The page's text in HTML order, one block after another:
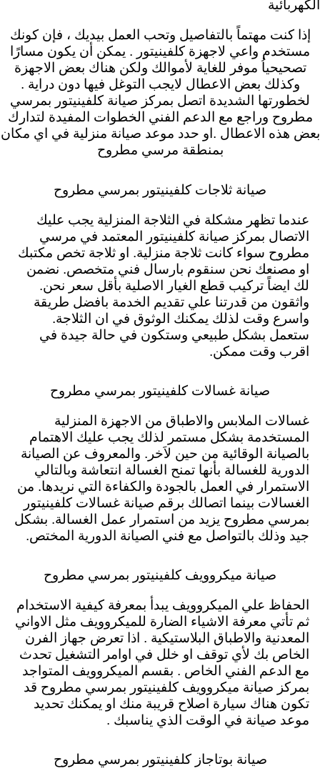
الكهربائية
إذا كنت مهتماً بالتفاصيل وتحب العمل بيديك ، فإن كونك
مستخدم واعي لاجهزة كلفينيتور . يمكن أن يكون مسارًا
تصحيحياُ موفر للغاية لأموالك ولكن هناك بعض الاجهزة
وكذلك بعض الاعطال لايجب التوغل فيها دون دراية .
لخطورتها الشديدة اتصل بمركز صيانة كلفينيتور بمرسي
مطروح وراجع مع الدعم الفني الخطوات المفيدة لتدارك
بعض هذه الاعطال .او حدد موعد صيانة منزلية في اي مكان
بمنطقة مرسي مطروح
صيانة ثلاجات كلفينيتور بمرسي مطروح
عندما تظهر مشكلة في الثلاجة المنزلية يجب عليك
الاتصال بمركز صيانة كلفينيتور المعتمد في مرسي
مطروح سواء كانت ثلاجة منزلية. او ثلاجة تخص مكتبك
او مصنعك نحن سنقوم بارسال فني متخصص. نضمن
لك ايضاً تركيب قطع الغيار الاصلية بأقل سعر نحن.
واثقون من قدرتنا علي تقديم الخدمة بافضل طريقة
واسرع وقت لذلك يمكنك الوثوق في ان الثلاجة.
ستعمل بشكل طبيعي وستكون في حالة جيدة في
اقرب وقت ممكن.
صيانة غسالات كلفينيتور بمرسي مطروح
غسالات الملابس والاطباق من الاجهزة المنزلية
المستخدمة بشكل مستمر لذلك يجب عليك الاهتمام
بالصيانة الوقائية من حين لاَخر. والمعروف عن الصيانة
الدورية للغسالة بأنها تمنح الغسالة انتعاشة وبالتالي
الاستمرار في العمل بالجودة والكفاءة التي نريدها. من
الغسالات بينما اتصالك برقم صيانة غسالات كلفينيتور
بمرسي مطروح يزيد من استمرار عمل الغسالة. بشكل
جيد وذلك بالتواصل مع فني الصيانة الدورية المختص.
صيانة ميكروويف كلفينيتور بمرسي مطروح
الحفاظ علي الميكروويف يبدأ بمعرفة كيفية الاستخدام
ثم تأتي معرفة الاشياء الضارة للميكروويف مثل الاواني
المعدنية والاطباق البلاستيكية . اذا تعرض جهاز الفرن
الخاص بك لأي توقف او خلل في اوامر التشغيل تحدث
مع الدعم الفني الخاص . بقسم الميكروويف المتواجد
بمركز صيانة ميكروويف كلفينيتور بمرسي مطروح قد
تكون هناك سيارة اصلاح قريبة منك او يمكنك تحديد
موعد صيانة في الوقت الذي يناسبك .
صيانة بوتاجاز كلفينيتور بمرسي مطروح